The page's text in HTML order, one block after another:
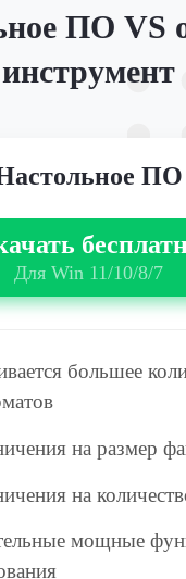
ПО VS
инструмент
ПО
Для Win 11/10/8/7
большее
на размер
на
мощные